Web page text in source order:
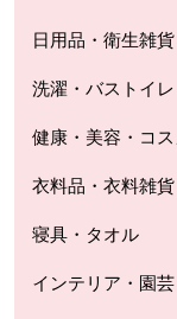
日用品・衛生雑貨
洗濯・バストイ
健康・美容・コス
衣料品・衣料雑貨
寝具・タオル
インテリア・園